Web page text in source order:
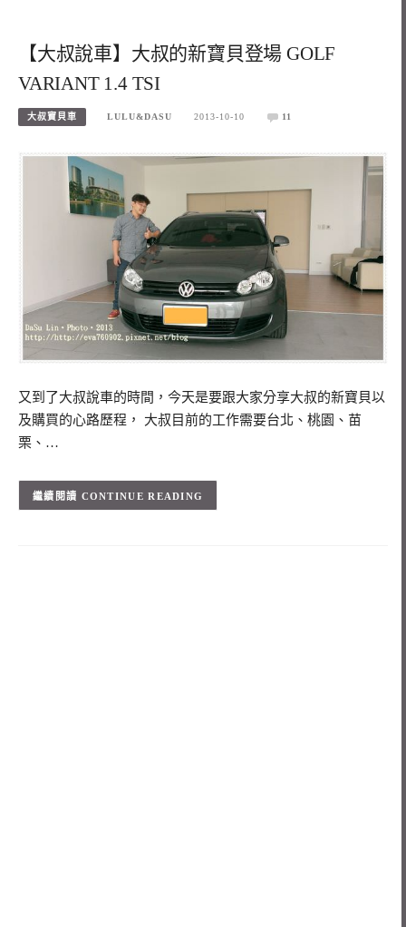
【大叔說車】大叔的新寶貝登場 GOLF
VARIANT 1.4 TSI
大叔寶貝車 LULU&DASU 2013-10-10 11
又到了大叔說車的時間，今天是要跟大家分享大叔的新寶貝以
及購買的心路歷程， 大叔目前的工作需要台北、桃園、苗
栗、…
CONTINUE READING